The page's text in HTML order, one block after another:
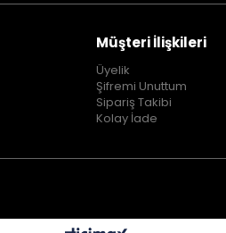
Müşteri İlişkileri
Üyelik
Şifremi Unuttum
Sipariş Takibi
Kolay İade